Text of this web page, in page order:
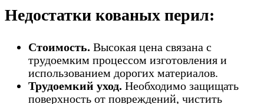
Недостатки кованых перил:
Стоимость. Высокая цена связана с
трудоемким процессом изготовления и
использованием дорогих материалов.
Трудоемкий уход. Необходимо защищать
поверхность от повреждений, чистить